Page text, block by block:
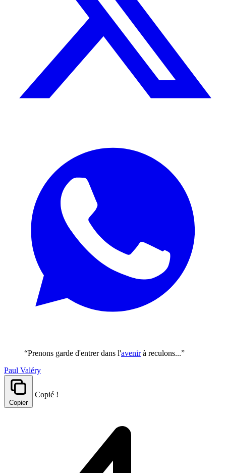
“Prenons garde d'entrer dans l'avenirà reculons...”
Paul Valéry
Copier
Copié !